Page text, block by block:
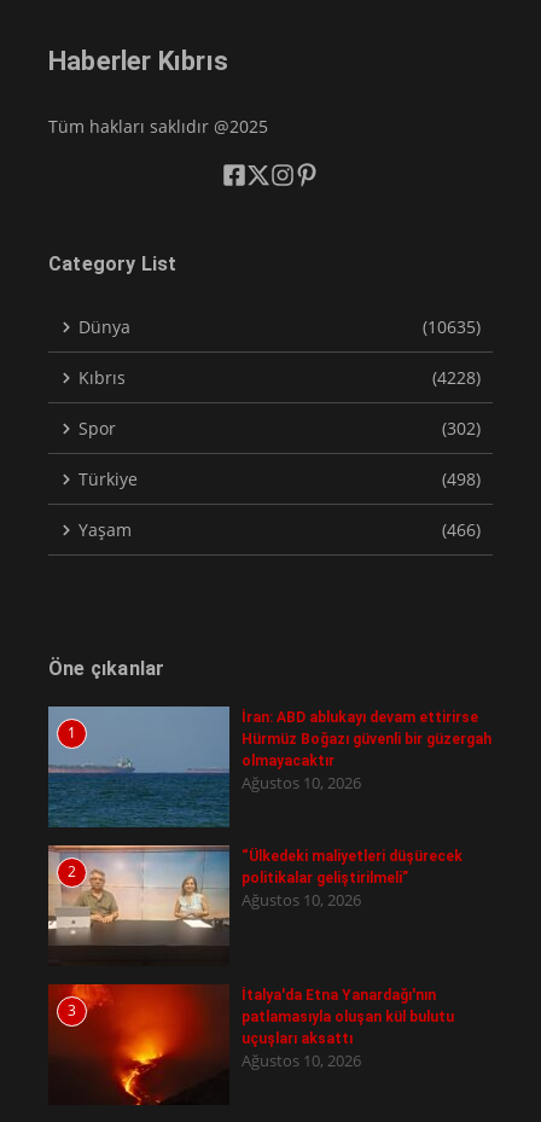
Haberler Kıbrıs
Tüm hakları saklıdır @2025
Category List
Dünya (10635)
Kıbrıs (4228)
Spor (302)
Türkiye (498)
Yaşam (466)
Öne çıkanlar
1
İran: ABD ablukayı devam ettirirse
Hürmüz Boğazı güvenli bir güzergah
olmayacaktır
Ağustos 10, 2026
2
“Ülkedeki maliyetleri düşürecek
politikalar geliştirilmeli”
Ağustos 10, 2026
3
İtalya'da Etna Yanardağı'nın
patlamasıyla oluşan kül bulutu
uçuşları aksattı
Ağustos 10, 2026